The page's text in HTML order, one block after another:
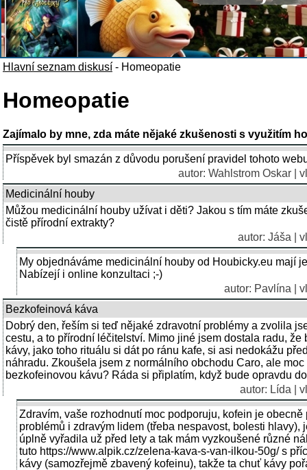
Hlavní seznam diskusí - Homeopatie
Homeopatie
Zajímalo by mne, zda máte nějaké zkušenosti s využitím
Příspěvek byl smazán z důvodu porušení pravidel tohoto
autor: Wahlstrom Oskar
|
Medicinální houby
Můžou medicinální houby užívat i děti? Jakou s tím máte
čistě přírodní extrakty?
autor: Jáša |
My objednáváme medicinální houby od Houbicky.eu mají
Nabízejí i online konzultaci ;-)
autor: Pavlína |
Bezkofeinová káva
Dobrý den, řeším si teď nějaké zdravotní problémy a zvolila
cestu, a to přírodní léčitelství. Mimo jiné jsem dostala radu,
kávy, jako toho rituálu si dát po ránu kafe, si asi nedokážu
náhradu. Zkoušela jsem z normálního obchodu Caro, ale
bezkofeinovou kávu? Ráda si připlatím, když bude opravdu
autor: Lída |
Zdravím, vaše rozhodnutí moc podporuju, kofein je
problémů i zdravým lidem (třeba nespavost, bolesti hlavy),
úplně vyřadila už před lety a tak mám vyzkoušené různé
tuto https://www.alpik.cz/zelena-kava-s-van-ilkou-50g/ s
kávy (samozřejmě zbavený kofeinu), takže ta chuť kávy